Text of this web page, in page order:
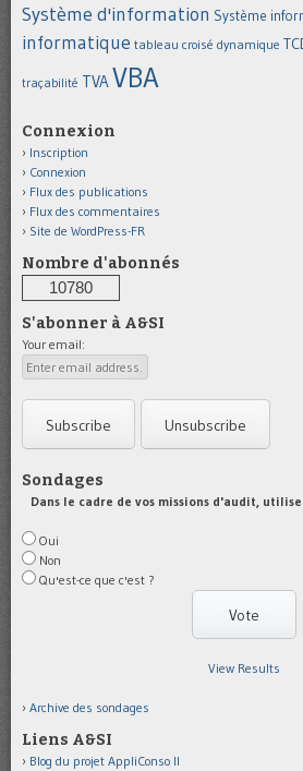
Système d'information Système
informatique tableau croisé dynamique
traçabilité TVAVBA
Connexion
Inscription
Connexion
Flux des publications
Flux des commentaires
Site de WordPress-FR
Nombre d'abonnés
10780
S'abonner à A&SI
Your email:
Sondages
Dans le cadre de vos missions d'audit,
Oui
Non
Qu'est-ce que c'est ?
View Results
Archive des sondages
Liens A&SI
Blog du projet AppliConso II